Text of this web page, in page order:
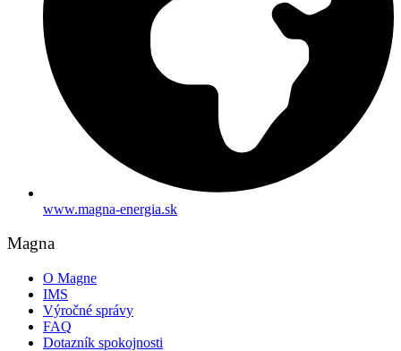
www.magna-energia.sk
Magna
O Magne
IMS
Výročné správy
FAQ
Dotazník spokojnosti